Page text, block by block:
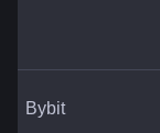
Bybit